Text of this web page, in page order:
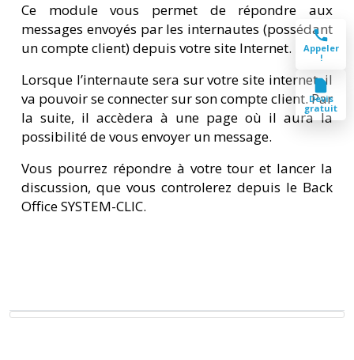
Ce module vous permet de répondre aux
messages envoyés par les internautes (possédant
un compte client) depuis votre site Internet.
Lorsque l’internaute sera sur votre site internet, il
va pouvoir se connecter sur son compte client. Par
la suite, il accèdera à une page où il aura la
possibilité de vous envoyer un message.
Vous pourrez répondre à votre tour et lancer la
discussion, que vous controlerez depuis le Back
Office SYSTEM-CLIC.
Appeler
!
Devis
gratuit